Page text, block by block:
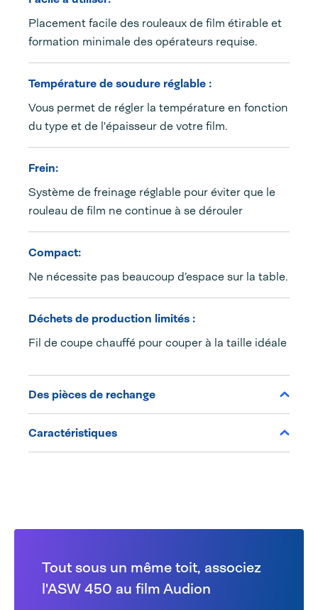
Placement facile des rouleaux de film étirable et
formation minimale des opérateurs requise.
Température de soudure réglable :
Vous permet de régler la température en fonction
du type et de l'épaisseur de votre film.
Frein:
Système de freinage réglable pour éviter que le
rouleau de film ne continue à se dérouler
Compact:
Ne nécessite pas beaucoup d’espace sur la table.
Déchets de production limités :
Fil de coupe chauffé pour couper à la taille idéale
Des pièces de rechange
Caractéristiques
Tout sous un même toit, associez
l'ASW 450 au film Audion